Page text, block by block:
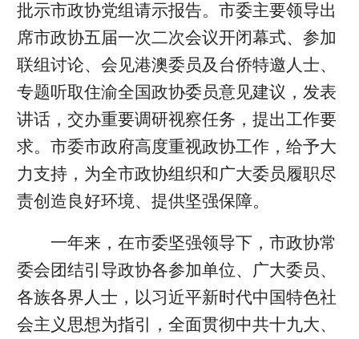
批示市政协党组请示报告。市委主要领导出
席市政协五届一次二次会议开闭幕式、参加
联组讨论、会见港澳委员及台侨特邀人士、
专题听取住渝全国政协委员意见建议，发表
讲话，交办重要调研视察任务，提出工作要
求。市委市政府高度重视政协工作，给予大
力支持，为全市政协组织和广大委员履职尽
责创造良好环境、提供坚强保障。
一年来，在市委坚强领导下，市政协常
委会团结引导政协各参加单位、广大委员、
各族各界人士，以习近平新时代中国特色社
会主义思想为指引，全面贯彻中共十九大、